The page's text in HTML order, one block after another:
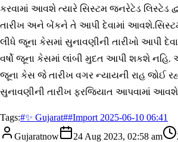
કરવામાં આવશે ત્યારે સિસ્ટમ જનરેટેડ લિસ્ટેડ
તારીખ અને બેંકને તે આપી દેવામાં
લીધે જૂના કેસમાં સુનાવણીની તારીખો આપી
વર્ષો જૂના કેસમાં લાંબી મુદત આપી શકશે નહિ.
જૂના કેસ જે તારીખ વગર ન્યાયની રાહ જોઈ
સુનાવણીની તારીખ ફરજિયાત આપવામાં
Tags:#✨ Gujarat##Import 2025-06-10 06:41
Gujaratnow
24 Aug 2023, 02:58 am